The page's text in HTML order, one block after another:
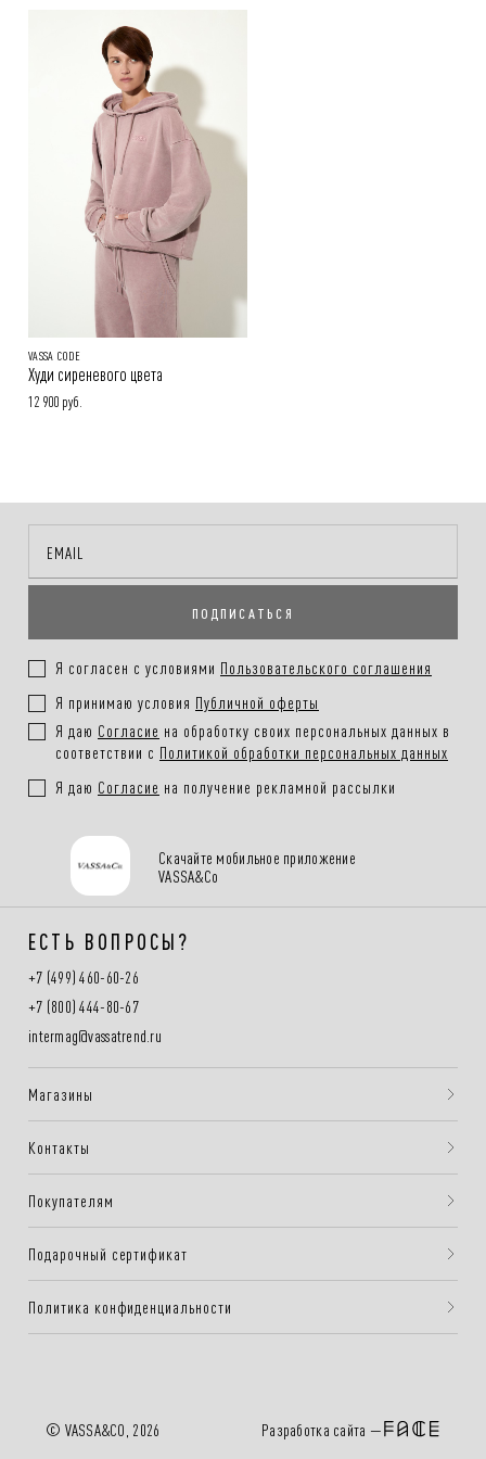
Способы оплаты заказа:
Онлайн-оплата на сайте, наличными или картой при получении
Подробнее в разделе Покупателям.
VASSA CODE
Худи сиреневого цвета
12 900 руб.
ПОДПИСАТЬСЯ
Я согласен с условиями Пользовательского соглашения
Я принимаю условия Публичной оферты
Я даю Согласие на обработку своих персональных данных в
соответствии с Политикой обработки персональных данных
Я даю Согласие на получение рекламной рассылки
Скачайте мобильное приложение
VASSA&Co
ЕСТЬ ВОПРОСЫ?
+7 (499) 460-60-26
+7 (800) 444-80-67
intermag@vassatrend.ru
Магазины
Контакты
Покупателям
Подарочный сертификат
Политика конфиденциальности
© VASSA&CO, 2026 Разработка сайта —